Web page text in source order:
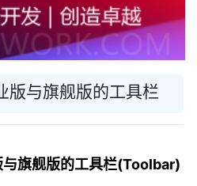
与旗舰版的工具栏
旗舰版的工具栏(Toolbar)